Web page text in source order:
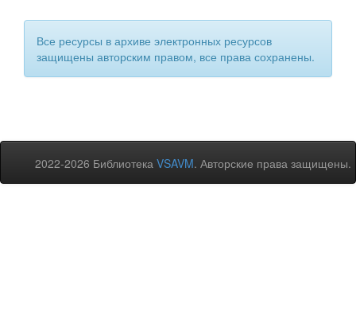
Все ресурсы в архиве электронных ресурсов
защищены авторским правом, все права сохранены.
2022-2026 Библиотека VSAVM. Авторские права защищены.